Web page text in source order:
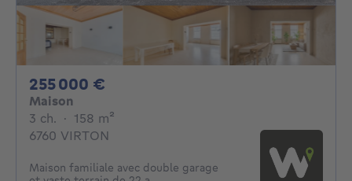
255 000 €
Maison
3 ch. 3 chambres
· 158 m²
6760 VIRTON
Maison familiale avec double garage